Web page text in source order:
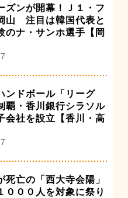
ズンが開幕！Ｊ１・フ
山 注目は韓国代表と
のナ・サンホ選手【岡
ンドボール「リーグ
覇・香川銀行シラソル
会社を設立【香川・高
死亡の「西大寺会陽」
０００人を対象に祭り